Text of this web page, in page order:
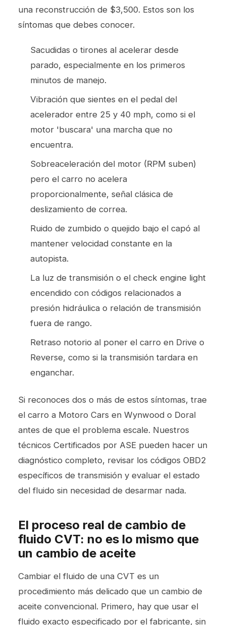
una reconstrucción de $3,500. Estos son los
síntomas que debes conocer.
Sacudidas o tirones al acelerar desde
parado, especialmente en los primeros
minutos de manejo.
Vibración que sientes en el pedal del
acelerador entre 25 y 40 mph, como si el
motor 'buscara' una marcha que no
encuentra.
Sobreaceleración del motor (RPM suben)
pero el carro no acelera
proporcionalmente, señal clásica de
deslizamiento de correa.
Ruido de zumbido o quejido bajo el capó al
mantener velocidad constante en la
autopista.
La luz de transmisión o el check engine light
encendido con códigos relacionados a
presión hidráulica o relación de transmisión
fuera de rango.
Retraso notorio al poner el carro en Drive o
Reverse, como si la transmisión tardara en
enganchar.
Si reconoces dos o más de estos síntomas, trae
el carro a Motoro Cars en Wynwood o Doral
antes de que el problema escale. Nuestros
técnicos Certificados por ASE pueden hacer un
diagnóstico completo, revisar los códigos OBD2
específicos de transmisión y evaluar el estado
del fluido sin necesidad de desarmar nada.
El proceso real de cambio de
fluido CVT: no es lo mismo que
un cambio de aceite
Cambiar el fluido de una CVT es un
procedimiento más delicado que un cambio de
aceite convencional. Primero, hay que usar el
fluido exacto especificado por el fabricante, sin